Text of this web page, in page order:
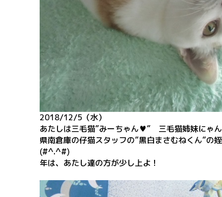
2018/12/5（水）
あたしは三毛猫”みーちゃん♥” 三毛猫姉妹にゃん
県南倉庫の仔猫スタッフの”黒白まさむねくん”の
(#^.^#)
年は、あたし達の方が少し上よ！